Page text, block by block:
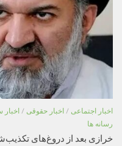
اخبار اجتماعی / اخبار حقوقی /
رسانه ها
خرازی بعد از دروغ‌های